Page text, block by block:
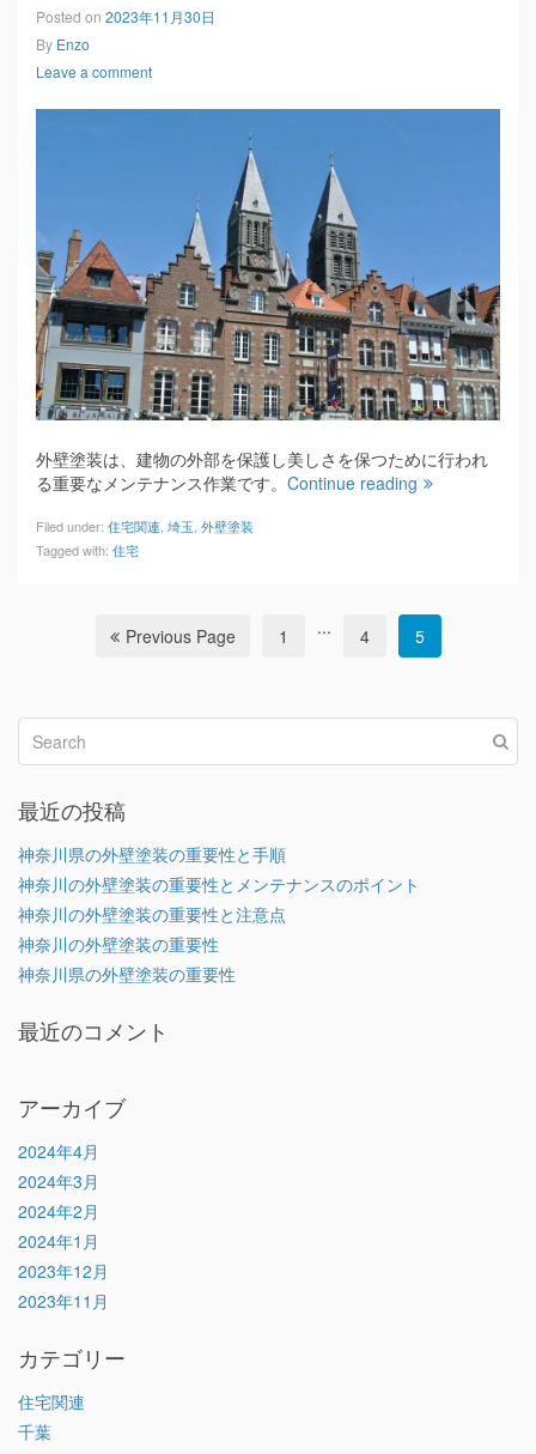
Posted on 2023年11月30日
By Enzo
Leave a comment
外壁塗装は、建物の外部を保護し美しさを保つために行われ
る重要なメンテナンス作業です。 Continue reading
Filed under: 住宅関連 埼玉 外壁塗装
Tagged with: 住宅
Previous Page 1 ... 4 5
最近の投稿
神奈川県の外壁塗装の重要性と手順
神奈川の外壁塗装の重要性とメンテナンスのポイント
神奈川の外壁塗装の重要性と注意点
神奈川の外壁塗装の重要性
神奈川県の外壁塗装の重要性
最近のコメント
アーカイブ
2024年4月
2024年3月
2024年2月
2024年1月
2023年12月
2023年11月
カテゴリー
住宅関連
千葉